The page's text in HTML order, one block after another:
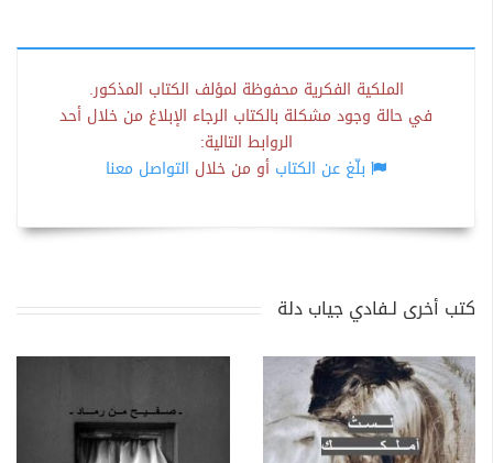
الملكية الفكرية محفوظة لمؤلف الكتاب المذكور.
في حالة وجود مشكلة بالكتاب الرجاء الإبلاغ من خلال أحد
الروابط التالية:
بلّغ عن الكتاب أو من خلال التواصل معنا
كتب أخرى لـفادي جياب دلة